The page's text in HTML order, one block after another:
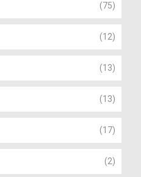
(75)
(12)
(13)
(13)
(17)
(2)